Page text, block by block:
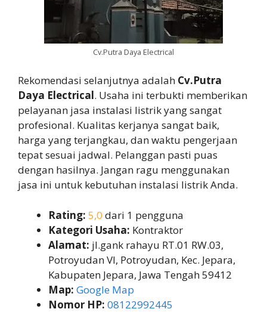
Cv.Putra Daya Electrical
Rekomendasi selanjutnya adalah Cv.Putra
Daya Electrical. Usaha ini terbukti memberikan
pelayanan jasa instalasi listrik yang sangat
profesional. Kualitas kerjanya sangat baik,
harga yang terjangkau, dan waktu pengerjaan
tepat sesuai jadwal. Pelanggan pasti puas
dengan hasilnya. Jangan ragu menggunakan
jasa ini untuk kebutuhan instalasi listrik Anda.
Rating: 5,0 dari 1 pengguna
Kategori Usaha: Kontraktor
Alamat: jl.gank rahayu RT.01 RW.03,
Potroyudan VI, Potroyudan, Kec. Jepara,
Kabupaten Jepara, Jawa Tengah 59412
Map: Google Map
Nomor HP: 08122992445